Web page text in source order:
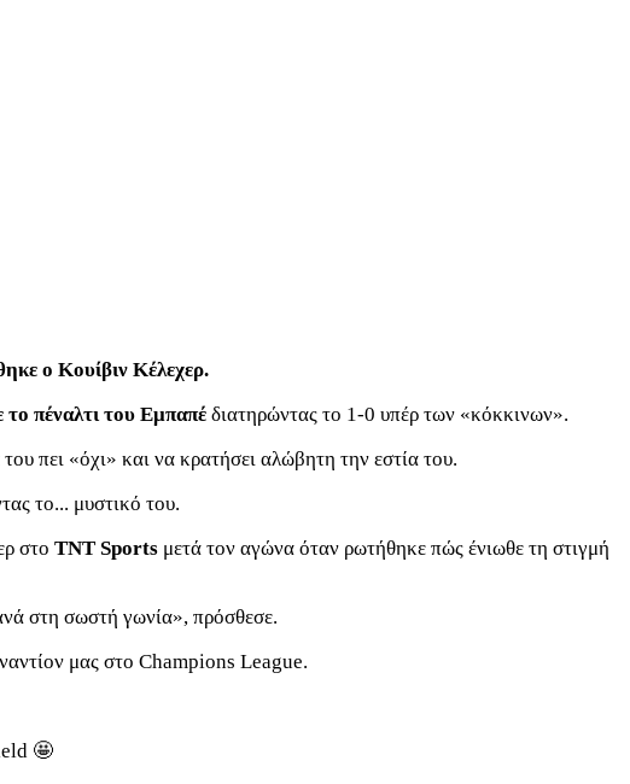
ο Κουίβιν Κέλεχερ.
το πέναλτι του Εμπαπέ διατηρώντας το 1-0 υπέρ των «κόκκινων».
πει «όχι» και να κρατήσει αλώβητη την εστία του.
το... μυστικό του.
στο TNT Sports μετά τον αγώνα όταν ρωτήθηκε πώς ένιωθε τη στιγμή
στη σωστή γωνία», πρόσθεσε.
μας στο Champions League.
🤩